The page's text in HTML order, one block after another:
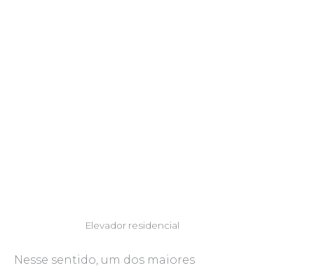
Elevador residencial
Nesse sentido, um dos maiores